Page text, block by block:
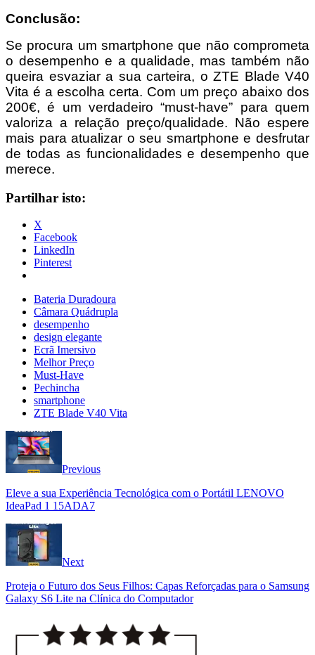
Conclusão:
Se procura um smartphone que não comprometa
o desempenho e a qualidade, mas também não
queira esvaziar a sua carteira, o ZTE Blade V40
Vita é a escolha certa. Com um preço abaixo dos
200€, é um verdadeiro “must-have” para quem
valoriza a relação preço/qualidade. Não espere
mais para atualizar o seu smartphone e desfrutar
de todas as funcionalidades e desempenho que
merece.
Partilhar isto:
X
Facebook
LinkedIn
Pinterest
Bateria Duradoura
Câmara Quádrupla
desempenho
design elegante
Ecrã Imersivo
Melhor Preço
Must-Have
Pechincha
smartphone
ZTE Blade V40 Vita
Previous
Eleve a sua Experiência Tecnológica com o Portátil LENOVO
IdeaPad 1 15ADA7
Next
Proteja o Futuro dos Seus Filhos: Capas Reforçadas para o Samsung
Galaxy S6 Lite na Clínica do Computador